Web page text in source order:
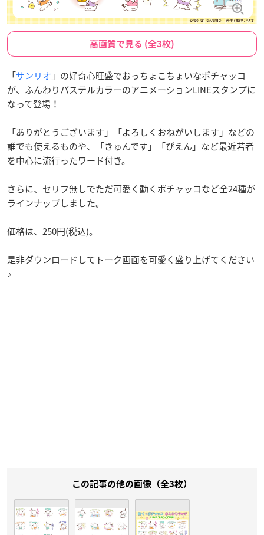
高画質で見る (全3枚)
「サンリオ 」の好奇心旺盛でおっちょこちょいなポチャッコ
が、ふんわりパステルカラーのアニメーションLINEスタンプに
なって登場！
「ありがとうございます」「よろしくおねがいします」などの
誰でも使えるものや、「きゅんです」「ぴえん」など最近若者
を中心に流行ったワード付き。
さらに、セリフ無しでただ可愛く動くポチャッコなど全24種が
ラインナップしました。
価格は、250円(税込)。
是非ダウンロードしてトーク画面を可愛く盛り上げてください
♪
この記事の他の画像（全3枚）